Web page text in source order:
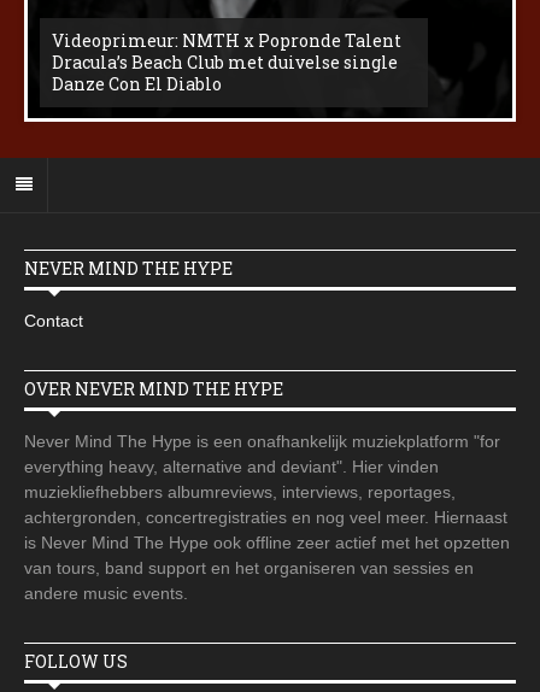
Videoprimeur: NMTH x Popronde Talent
Dracula’s Beach Club met duivelse single
Danze Con El Diablo
NEVER MIND THE HYPE
Contact
OVER NEVER MIND THE HYPE
Never Mind The Hype is een onafhankelijk muziekplatform "for
everything heavy, alternative and deviant". Hier vinden
muziekliefhebbers albumreviews, interviews, reportages,
achtergronden, concertregistraties en nog veel meer. Hiernaast
is Never Mind The Hype ook offline zeer actief met het opzetten
van tours, band support en het organiseren van sessies en
andere music events.
FOLLOW US